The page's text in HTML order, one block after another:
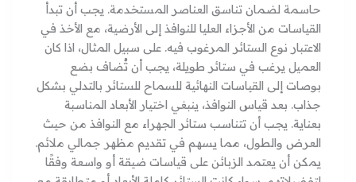
حاسمة لضمان تناسق العناصر المستخدمة. يجب أن تبدأ
القياسات من الأجزاء العليا للنوافذ إلى الأرضية، مع الأخذ في
الاعتبار نوع الستائر المرغوب فيه. على سبيل المثال، اذا كان
العميل يرغب في ستائر طويلة، يجب أن تُضاف بضع
بوصات إلى القياسات النهائية للسماح للستائر بالتدلي بشكل
جذاب. بعد قياس النوافذ، ينبغي اختيار الأبعاد المناسبة
بعناية. يجب أن تتناسب ستائر الجهراء مع النوافذ من حيث
العرض والطول، مما يسهم في تقديم مظهر جمالي ملائم.
يمكن أن يعتمد الزبائن على قياسات ضيقة أو واسعة وفقًا